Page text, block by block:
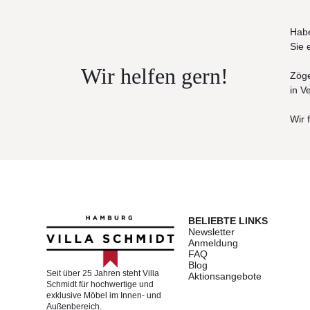
Wir helfen gern!
Sie
in
Wir
Seit über 25 Jahren steht Villa
Schmidt für hochwertige und
exklusive Möbel im Innen- und
Außenbereich.
BELIEBTE LINKS
Newsletter
Anmeldung
FAQ
Blog
Aktionsangebote